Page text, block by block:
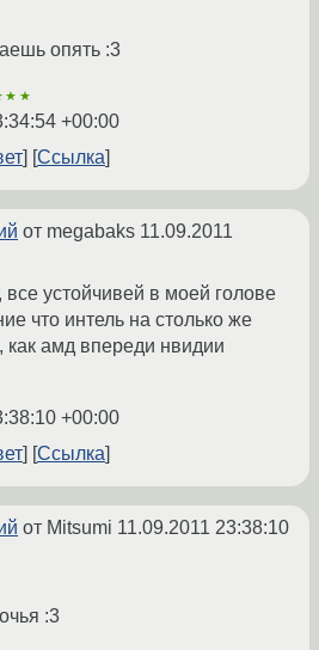
опять :3
+00:00
Ссылка
от megabaks 11.09.2011
все устойчивей в моей голове
что интель на столько же
как амд впереди нвидии
+00:00
Ссылка
от Mitsumi 11.09.2011 23:38:10
:3